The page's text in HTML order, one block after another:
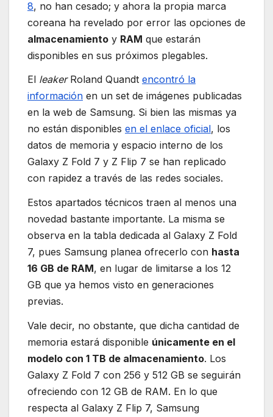
8, no han cesado; y ahora la propia marca
coreana ha revelado por error las opciones de
almacenamiento y RAM que estarán
disponibles en sus próximos plegables.
El leakerRoland Quandt encontró la
información en un set de imágenes publicadas
en la web de Samsung. Si bien las mismas ya
no están disponibles en el enlace oficial, los
datos de memoria y espacio interno de los
Galaxy Z Fold 7 y Z Flip 7 se han replicado
con rapidez a través de las redes sociales.
Estos apartados técnicos traen al menos una
novedad bastante importante. La misma se
observa en la tabla dedicada al Galaxy Z Fold
7, pues Samsung planea ofrecerlo con hasta
16 GB de RAM, en lugar de limitarse a los 12
GB que ya hemos visto en generaciones
previas.
Vale decir, no obstante, que dicha cantidad de
memoria estará disponible únicamente en el
modelo con 1 TB de almacenamiento. Los
Galaxy Z Fold 7 con 256 y 512 GB se seguirán
ofreciendo con 12 GB de RAM. En lo que
respecta al Galaxy Z Flip 7, Samsung